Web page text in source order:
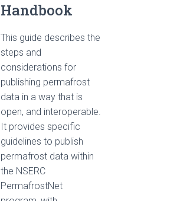
Handbook
This guide describes the
steps and
considerations for
publishing permafrost
data in a way that is
open, and interoperable.
It provides specific
guidelines to publish
permafrost data within
the NSERC
PermafrostNet